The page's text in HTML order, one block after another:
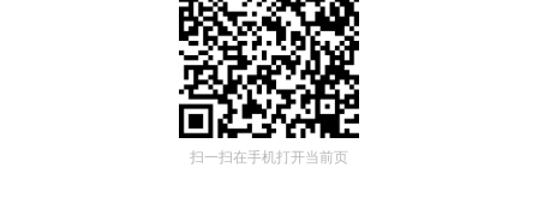
扫一扫在手机打开当前页